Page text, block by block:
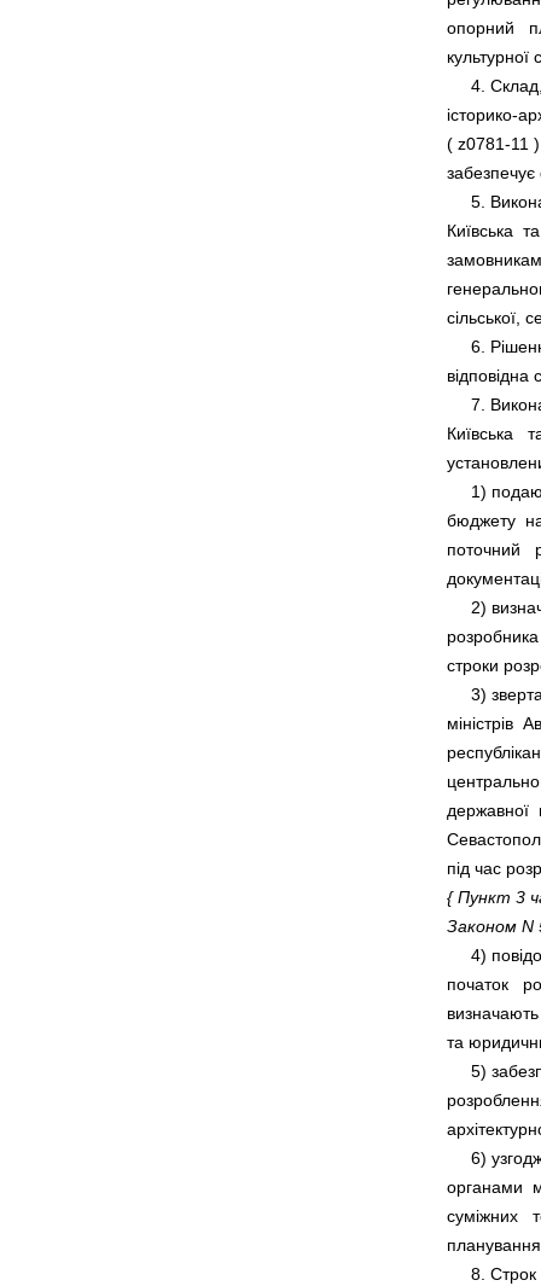
опорний
4.
історико-
( z0781-11
5.
Київська
6.
7.
Київська
1)
бюджету
поточний
2)
3)
міністрів
державної
{ Пункт 3
Законом N
4)
початок
5)
6)
органами
суміжних
8.